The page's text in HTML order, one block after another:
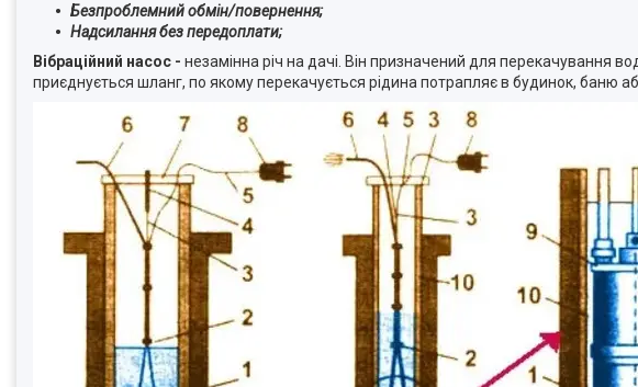
Безпроблемний обмін/повернення;
Надсилання без передоплати;
Вібраційний насос - незамінна річ на дачі. Він призначений для перекачування
приєднується шланг, по якому перекачується рідина потрапляє в будинок, баню